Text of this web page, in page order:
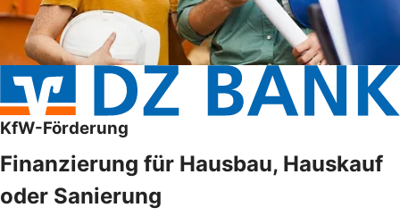
KfW-Förderung
Finanzierung für Hausbau, Hauskauf
oder Sanierung